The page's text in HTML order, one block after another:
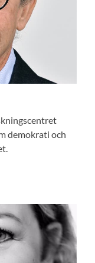
demokrati och